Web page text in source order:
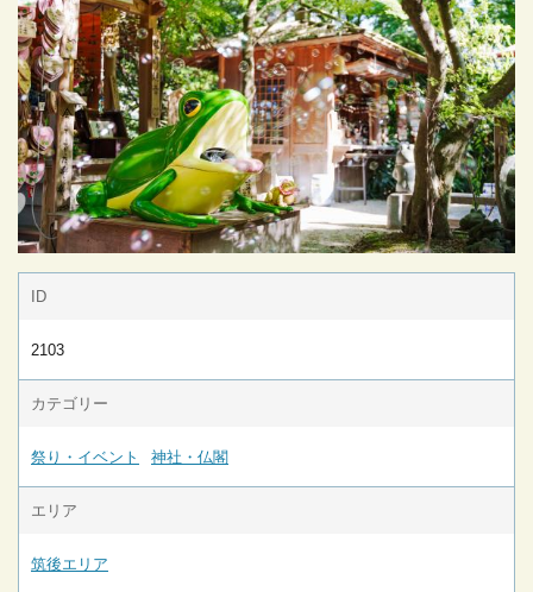
ID
2103
カテゴリー
祭り・イベント 神社・仏閣
エリア
筑後エリア